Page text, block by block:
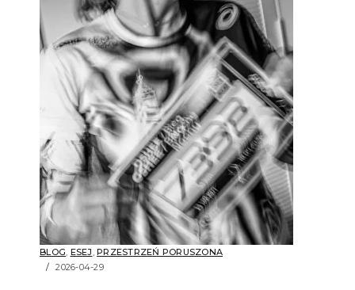
BLOG, ESEJ, PRZESTRZEŃ PORUSZONA
2026-04-29